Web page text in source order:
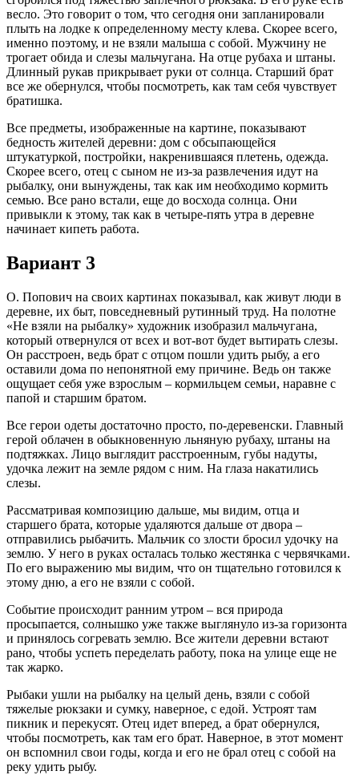
весло. Это говорит о том, что сегодня они запланировали
плыть на лодке к определенному месту клева. Скорее всего,
именно поэтому, и не взяли малыша с собой. Мужчину не
трогает обида и слезы мальчугана. На отце рубаха и штаны.
Длинный рукав прикрывает руки от солнца. Старший брат
все же обернулся, чтобы посмотреть, как там себя чувствует
братишка.
Все предметы, изображенные на картине, показывают
бедность жителей деревни: дом с обсыпающейся
штукатуркой, постройки, накренившаяся плетень, одежда.
Скорее всего, отец с сыном не из-за развлечения идут на
рыбалку, они вынуждены, так как им необходимо кормить
семью. Все рано встали, еще до восхода солнца. Они
привыкли к этому, так как в четыре-пять утра в деревне
начинает кипеть работа.
Вариант 3
О. Попович на своих картинах показывал, как живут люди в
деревне, их быт, повседневный рутинный труд. На полотне
«Не взяли на рыбалку» художник изобразил мальчугана,
который отвернулся от всех и вот-вот будет вытирать слезы.
Он расстроен, ведь брат с отцом пошли удить рыбу, а его
оставили дома по непонятной ему причине. Ведь он также
ощущает себя уже взрослым – кормильцем семьи, наравне с
папой и старшим братом.
Все герои одеты достаточно просто, по-деревенски. Главный
герой облачен в обыкновенную льняную рубаху, штаны на
подтяжках. Лицо выглядит расстроенным, губы надуты,
удочка лежит на земле рядом с ним. На глаза накатились
слезы.
Рассматривая композицию дальше, мы видим, отца и
старшего брата, которые удаляются дальше от двора –
отправились рыбачить. Мальчик со злости бросил удочку на
землю. У него в руках осталась только жестянка с червячками.
По его выражению мы видим, что он тщательно готовился к
этому дню, а его не взяли с собой.
Событие происходит ранним утром – вся природа
просыпается, солнышко уже также выглянуло из-за горизонта
и принялось согревать землю. Все жители деревни встают
рано, чтобы успеть переделать работу, пока на улице еще не
так жарко.
Рыбаки ушли на рыбалку на целый день, взяли с собой
тяжелые рюкзаки и сумку, наверное, с едой. Устроят там
пикник и перекусят. Отец идет вперед, а брат обернулся,
чтобы посмотреть, как там его брат. Наверное, в этот момент
он вспомнил свои годы, когда и его не брал отец с собой на
реку удить рыбу.